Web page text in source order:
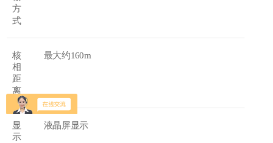
方
式
核
相
距
离
最大约160m
显
示
液晶屏显示